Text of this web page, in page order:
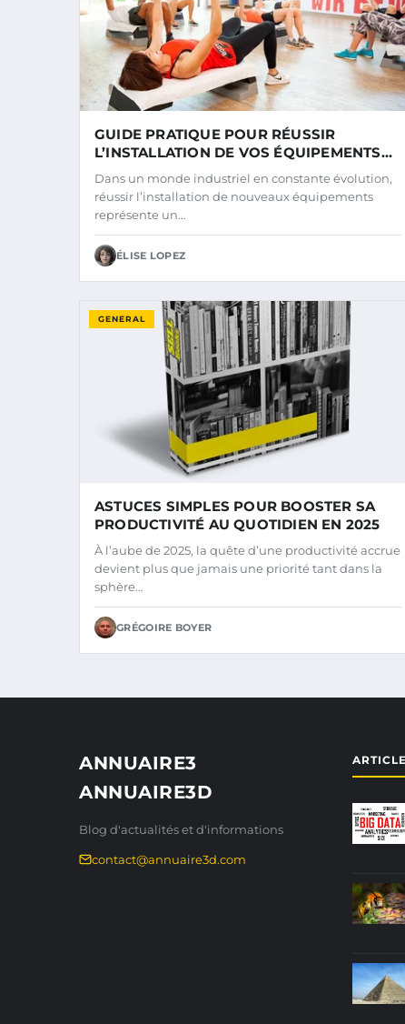
GUIDE PRATIQUE POUR RÉUSSIR
L’INSTALLATION DE VOS ÉQUIPEMENTS
ÉTAPE PAR ÉTAPE
Dans un monde industriel en constante évolution,
réussir l’installation de nouveaux équipements
représente un…
ÉLISE LOPEZ
GENERAL
ASTUCES SIMPLES POUR BOOSTER SA
PRODUCTIVITÉ AU QUOTIDIEN EN 2025
À l’aube de 2025, la quête d’une productivité accrue
devient plus que jamais une priorité tant dans la
sphère…
GRÉGOIRE BOYER
ANNUAIRE3
ANNUAIRE3D
Blog d'actualités et d'informations
contact@annuaire3d.com